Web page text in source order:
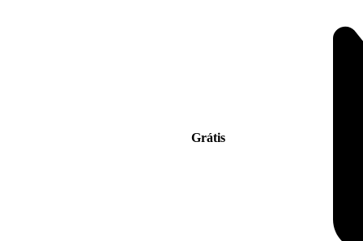
Grátis